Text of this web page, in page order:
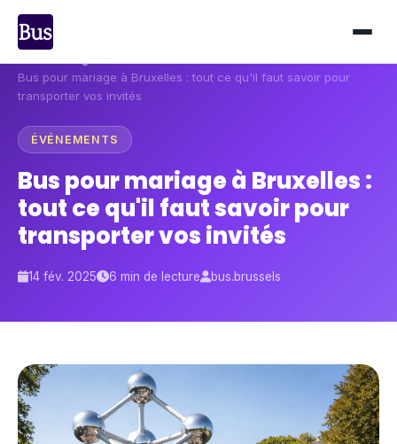
Bus pour mariage à Bruxelles : tout ce qu'il faut savoir pour
transporter vos invités
ÉVÉNEMENTS
Bus pour mariage à Bruxelles :
tout ce qu'il faut savoir pour
transporter vos invités
14 fév. 2025 6 min de lecture bus.brussels